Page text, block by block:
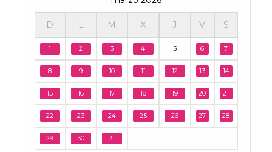
D L M X J V S
1 2 3 4 5 6 7
8 9 10 11 12 13 14
15 16 17 18 19 20 21
22 23 24 25 26 27 28
29 30 31